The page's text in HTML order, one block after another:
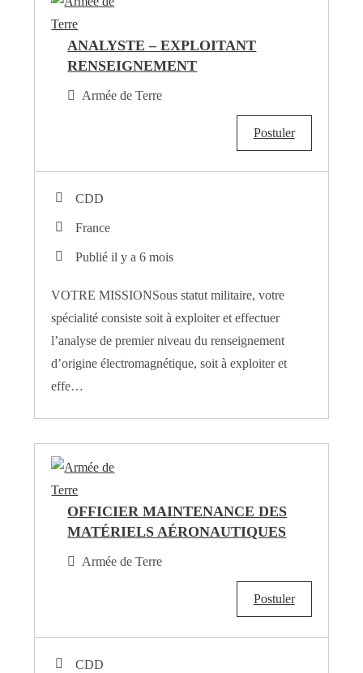
ANALYSTE – EXPLOITANT
RENSEIGNEMENT
Armée de Terre
Postuler
CDD
France
Publié il y a 6 mois
VOTRE MISSIONSous statut militaire, votre
spécialité consiste soit à exploiter et effectuer
l’analyse de premier niveau du renseignement
d’origine électromagnétique, soit à exploiter et
effe…
OFFICIER MAINTENANCE DES
MATÉRIELS AÉRONAUTIQUES
Armée de Terre
Postuler
CDD